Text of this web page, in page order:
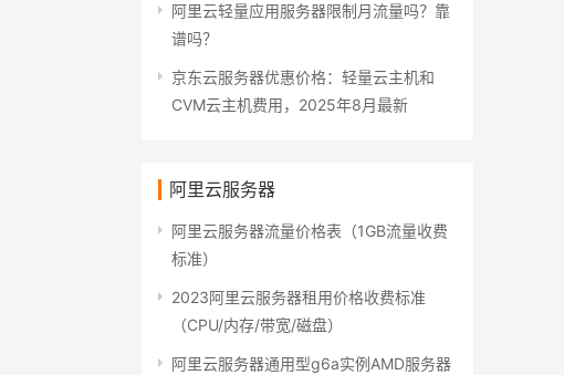
阿里云轻量应用服务器限制月流量吗？靠
谱吗？
京东云服务器优惠价格：轻量云主机和
CVM云主机费用，2025年8月最新
阿里云服务器
阿里云服务器流量价格表（1GB流量收费
标准）
2023阿里云服务器租用价格收费标准
（CPU/内存/带宽/磁盘）
阿里云服务器通用型g6a实例AMD服务器